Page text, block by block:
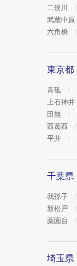
二俣川
武蔵中原
六角橋
東京都
青砥
上石神井
田無
西葛西
平井
千葉県
我孫子
新松戸
薬園台
埼玉県